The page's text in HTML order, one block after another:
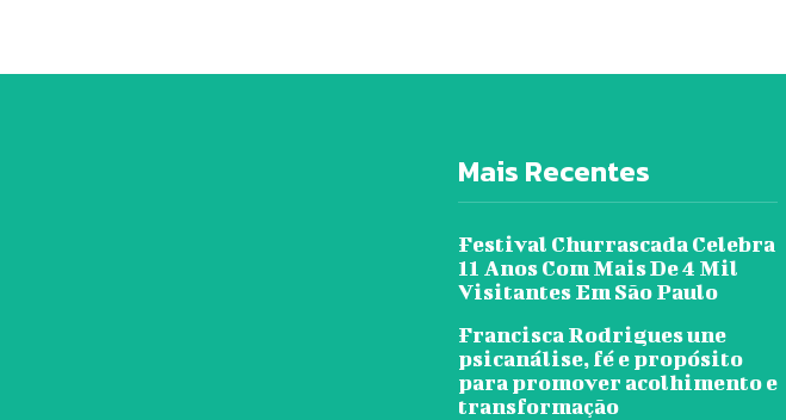
Mais Recentes
Festival Churrascada Celebra
11 Anos Com Mais De 4 Mil
Visitantes Em São Paulo
Francisca Rodrigues une
psicanálise, fé e propósito
para promover acolhimento e
transformação